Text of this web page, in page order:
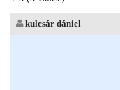
kulcsár dániel